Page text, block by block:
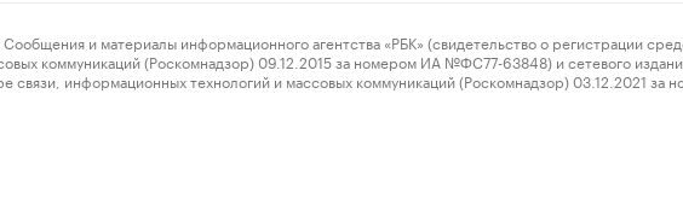
и материалы информационного агентства «РБК» (свидетельство о регистрации
коммуникаций (Роскомнадзор) 09.12.2015 за номером ИА №ФС77-63848) и сетевого
связи, информационных технологий и массовых коммуникаций (Роскомнадзор) 03.12.2021